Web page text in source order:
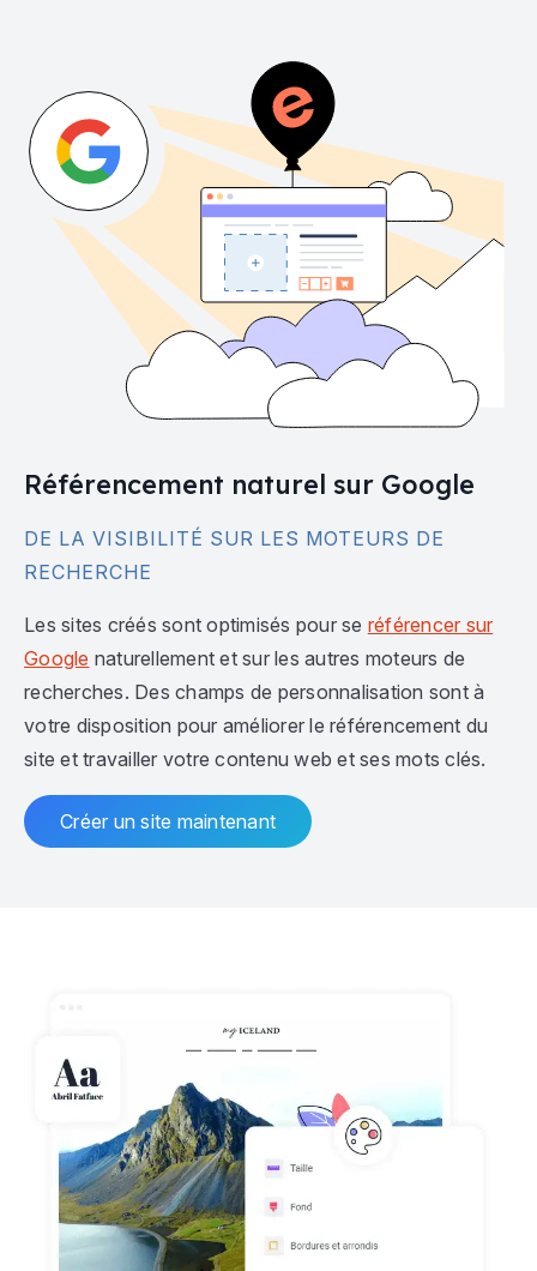
Référencement naturel sur Google
DE LA VISIBILITÉ SUR LES MOTEURS DE
RECHERCHE
Les sites créés sont optimisés pour se référencer sur
Google naturellement et sur les autres moteurs de
recherches. Des champs de personnalisation sont à
votre disposition pour améliorer le référencement du
site et travailler votre contenu web et ses mots clés.
Créer un site maintenant